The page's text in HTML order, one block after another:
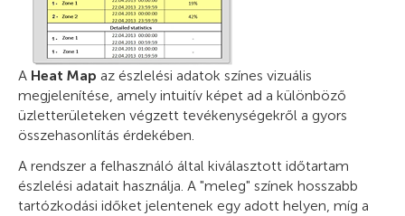
A Heat Map az észlelési adatok színes vizuális
megjelenítése, amely intuitív képet ad a különböző
üzletterületeken végzett tevékenységekről a gyors
összehasonlítás érdekében.
A rendszer a felhasználó által kiválasztott időtartam
észlelési adatait használja. A "meleg" színek hosszabb
tartózkodási időket jelentenek egy adott helyen, míg a